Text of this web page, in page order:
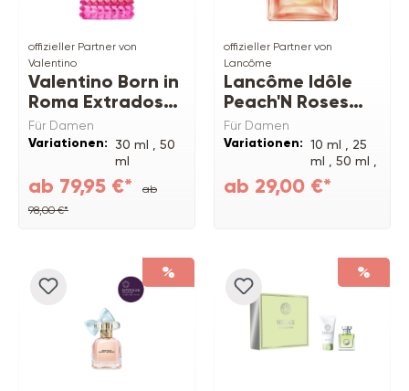
offizieller Partner von
Valentino
Valentino Born in
Roma Extradose
Donna Parfum
Für Damen
Variationen: 30 ml , 50
ml
ab 79,95 €*
ab
98,00 €*
offizieller Partner von
Lancôme
Lancôme Idôle
Peach'N Roses
EDP
Für Damen
Variationen: 10 ml , 25
ml , 50 ml ,
100 ml
ab 29,00 €*
% %